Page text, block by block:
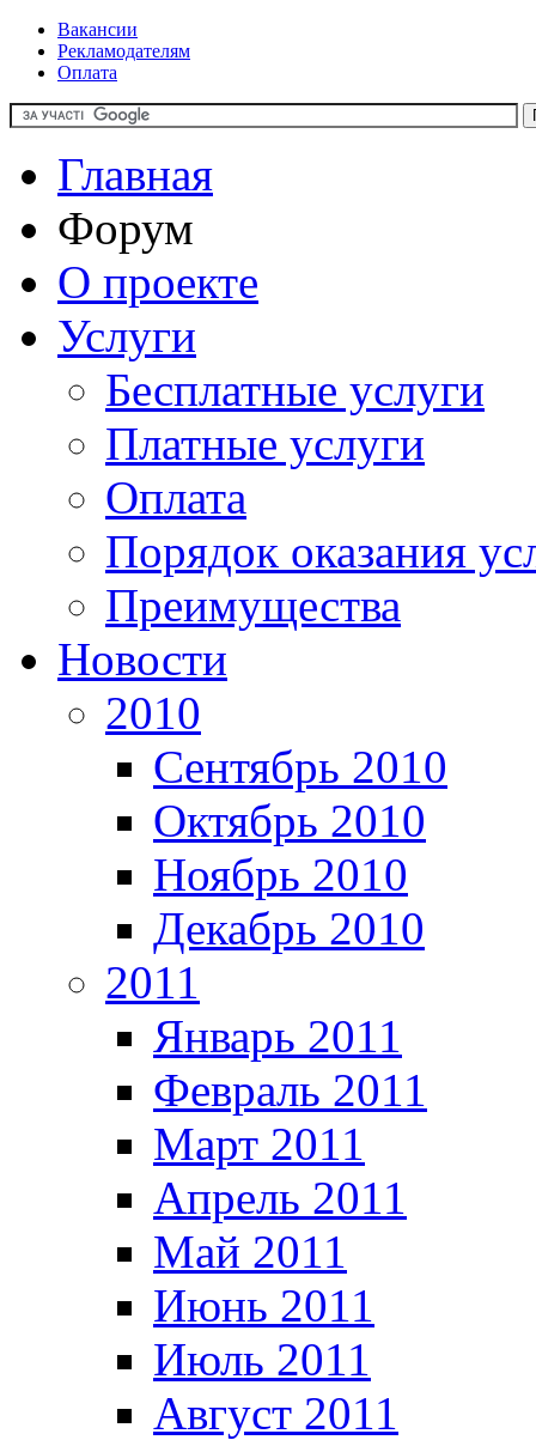
Вакансии
Рекламодателям
Оплата
Главная
Форум
О проекте
Услуги
Бесплатные услуги
Платные услуги
Оплата
Порядок оказания
Преимущества
Новости
2010
Сентябрь 2010
Октябрь 2010
Ноябрь 2010
Декабрь 2010
2011
Январь 2011
Февраль 2011
Март 2011
Апрель 2011
Май 2011
Июнь 2011
Июль 2011
Август 2011